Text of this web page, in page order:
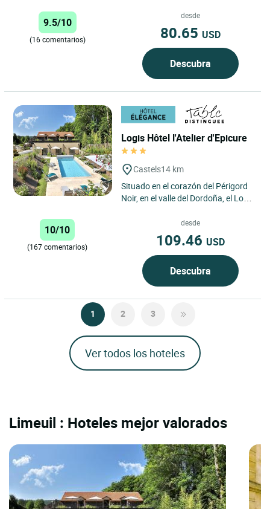
9.5/10
(16 comentarios)
desde
80.65 USD
Descubra
Logis Hôtel l'Atelier d'Epicure
Castels14 km
Situado en el corazón del Périgord
Noir, en el valle del Dordoña, el Logis
L’Atelier d’Epicure...
10/10
(167 comentarios)
desde
109.46 USD
Descubra
1 2 3
Ver todos los hoteles
Limeuil : Hoteles mejor valorados